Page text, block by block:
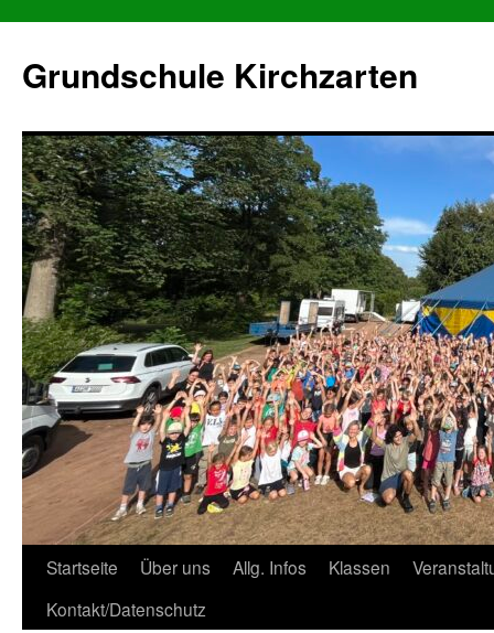
Grundschule Kirchzarten
Zum
Inhalt
Startseite Über uns Allg. Infos Klassen
Kontakt/Datenschutz